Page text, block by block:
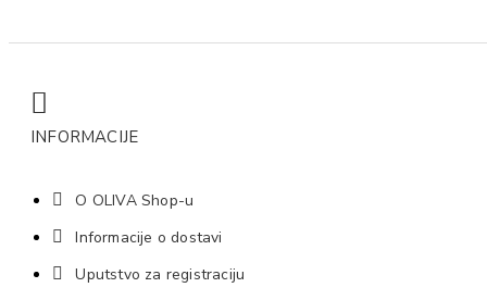
INFORMACIJE
O OLIVA Shop-u
Informacije o dostavi
Uputstvo za registraciju